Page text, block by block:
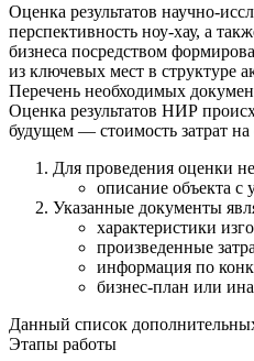
Оценка результатов научно-
перспективность ноу-хау, а
бизнеса посредством
из ключевых мест в структуре
Перечень необходимых
Оценка результатов НИР
будущем — стоимость затрат
Для проведения оценки
описание объекта с
Указанные документы
характеристики
произведенные
информация по
бизнес-план или
Данный список
Этапы работы